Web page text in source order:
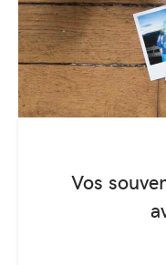
Vos